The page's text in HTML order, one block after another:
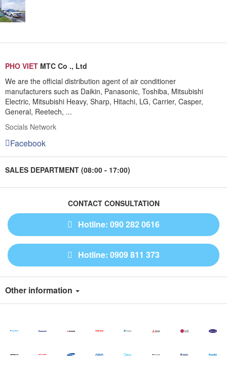
PHO VIET MTC Co ., Ltd
We are the official distribution agent of air conditioner
manufacturers such as Daikin, Panasonic, Toshiba, Mitsubishi
Electric, Mitsubishi Heavy, Sharp, Hitachi, LG, Carrier, Casper,
General, Reetech, ...
Socials Network
Facebook
SALES DEPARTMENT (08:00 - 17:00)
CONTACT CONSULTATION
Hotline: 090 282 0616
Hotline: 0909 811 373
Other information